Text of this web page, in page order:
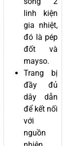
linh kiện
gia nhiệt,
đó là pép
đốt và
mayso.
Trang bị
đầy đủ
dây dẫn
để kết nối
với
nguồn